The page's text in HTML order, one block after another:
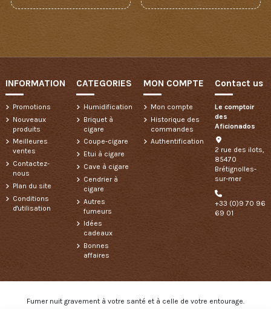
INFORMATION
Promotions
Nouveaux
produits
Meilleures
ventes
Contactez-
nous
Plan du site
Conditions
d'utilisation
CATEGORIES
Humidification
Briquet à
cigare
Coupe-cigare
Etui à cigare
Cave à cigare
Cendrier à
cigare
Autres
fumeurs
Idées
cadeaux
Bonnes
affaires
MON COMPTE
Mon compte
Historique des
commandes
Authentification
Contact us
Le comptoir
des
Aficionados
2 rue des ilots,
85470
Brétignolles-
sur-mer
+33 (0)9 70 96
69 01
Fumer nuit gravement à votre santé et à celle de votre entourage.